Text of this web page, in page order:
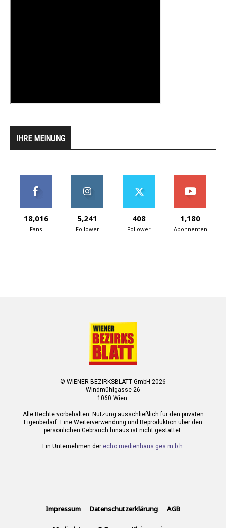
IHRE MEINUNG
18,016
Fans
5,241
Follower
408
Follower
1,180
Abonnenten
© WIENER BEZIRKSBLATT GmbH 2026
Windmühlgasse 26
1060 Wien.
Alle Rechte vorbehalten. Nutzung ausschließlich für den privaten
Eigenbedarf. Eine Weiterverwendung und Reproduktion über den
persönlichen Gebrauch hinaus ist nicht gestattet.
Ein Unternehmen der echo medienhaus ges.m.b.h.
Impressum Datenschutzerklärung AGB